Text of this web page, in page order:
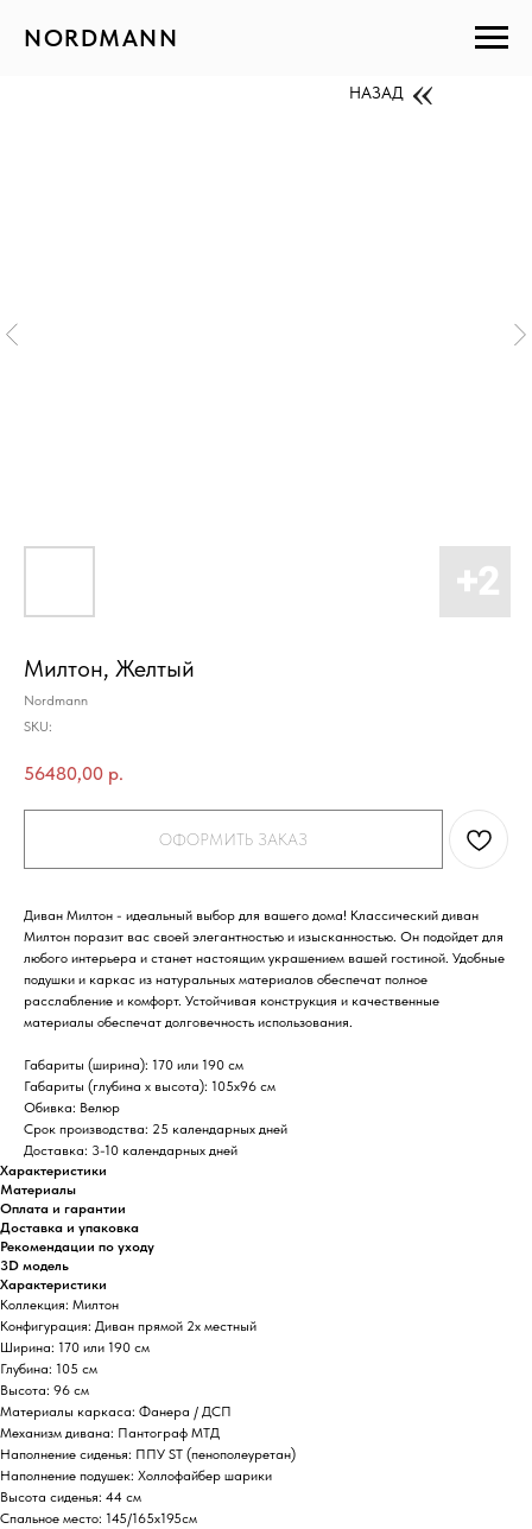
NORDMANN
НАЗАД
Милтон, Желтый
Nordmann
SKU:
56480,00 р.
ОФОРМИТЬ ЗАКАЗ
Диван Милтон - идеальный выбор для вашего дома! Классический диван
Милтон поразит вас своей элегантностью и изысканностью. Он подойдет для
любого интерьера и станет настоящим украшением вашей гостиной. Удобные
подушки и каркас из натуральных материалов обеспечат полное
расслабление и комфорт. Устойчивая конструкция и качественные
материалы обеспечат долговечность использования.
Габариты (ширина): 170 или 190 см
Габариты (глубина х высота): 105х96 см
Обивка: Велюр
Срок производства: 25 календарных дней
Доставка: 3-10 календарных дней
Характеристики
Материалы
Оплата и гарантии
Доставка и упаковка
Рекомендации по уходу
3D модель
Характеристики
Коллекция: Милтон
Конфигурация: Диван прямой 2х местный
Ширина: 170 или 190 см
Глубина: 105 см
Высота: 96 см
Материалы каркаса: Фанера / ДСП
Механизм дивана: Пантограф МТД
Наполнение сиденья: ППУ ST (пенополеуретан)
Наполнение подушек: Холлофайбер шарики
Высота сиденья: 44 см
Спальное место: 145/165х195см